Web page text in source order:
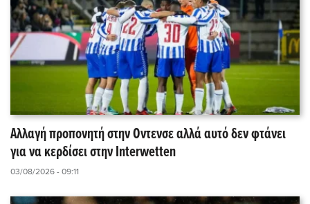
Αλλαγή προπονητή στην Οντενσε αλλά αυτό δεν φτάνει
για να κερδίσει στην Interwetten
03/08/2026 - 09:11